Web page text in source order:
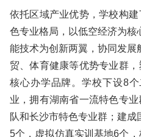
依托区域产业优势，学校构建
色专业格局，以低空经济为
能技术为创新两翼，协同发
贸、体育健康等优势专业群，
核心办学品牌。学校下设8
业，拥有湖南省一流特色专业
队和长沙市特色专业群；建
5个，虚拟仿真实训基地6个